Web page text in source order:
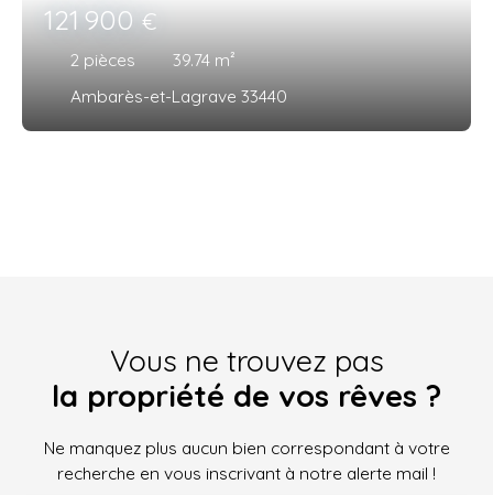
121 900€
2 pièces 39.74 m²
Ambarès-et-Lagrave 33440
Vous ne trouvez pas
la propriété de vos rêves ?
Ne manquez plus aucun bien correspondant à votre
recherche en vous inscrivant à notre alerte mail !